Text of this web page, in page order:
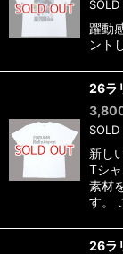
躍動
ント
26ラ
新し
Tシ
素材
す。
26ラ